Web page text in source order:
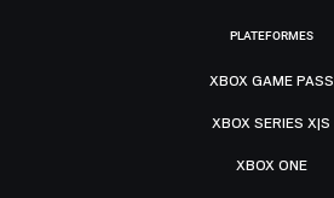
PLATEFORMES
XBOX GAME PASS
XBOX SERIES X|S
XBOX ONE